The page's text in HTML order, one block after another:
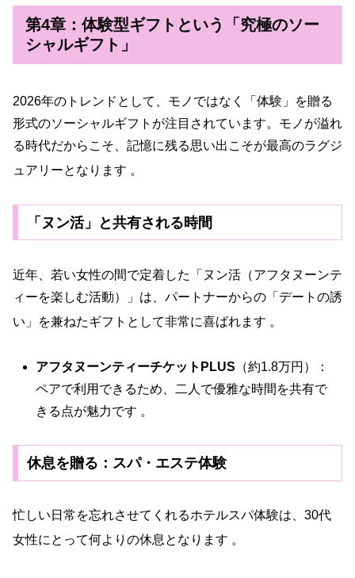
第4章：体験型ギフトという「究極のソー
シャルギフト」
2026年のトレンドとして、モノではなく「体験」を贈る
形式のソーシャルギフトが注目されています。モノが溢れ
る時代だからこそ、記憶に残る思い出こそが最高のラグジ
ュアリーとなります 。
「ヌン活」と共有される時間
近年、若い女性の間で定着した「ヌン活（アフタヌーンテ
ィーを楽しむ活動）」は、パートナーからの「デートの誘
い」を兼ねたギフトとして非常に喜ばれます 。
アフタヌーンティーチケットPLUS （約1.8万円）：
ペアで利用できるため、二人で優雅な時間を共有で
きる点が魅力です 。
休息を贈る：スパ・エステ体験
忙しい日常を忘れさせてくれるホテルスパ体験は、30代
女性にとって何よりの休息となります 。